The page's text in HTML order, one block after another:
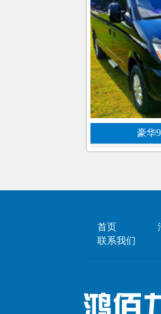
豪华
首页
联系我们